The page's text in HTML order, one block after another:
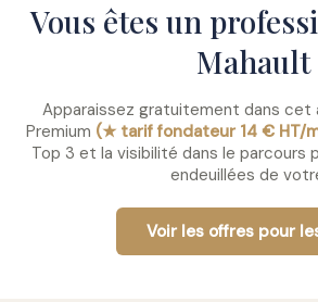
Vous êtes un
Mahault
Apparaissez gratuitement dans cet
Premium (★ tarif fondateur 14 € HT/
Top 3 et la visibilité dans le parcours
endeuillées de
Voir les offres pour